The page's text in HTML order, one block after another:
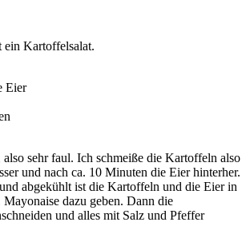
ein Kartoffelsalat.
Eier
sehr faul. Ich schmeiße die Kartoffeln also
und nach ca. 10 Minuten die Eier hinterher.
abgekühlt ist die Kartoffeln und die Eier in
Mayonaise dazu geben. Dann die
und alles mit Salz und Pfeffer